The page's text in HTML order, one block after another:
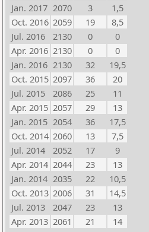
Jan. 2017 2070 3
1,5
Oct. 2016 2059 19
8,5
Jul. 2016
2130 0
0
Apr. 2016 2130 0
0
Jan. 2016 2130 32
19,5
Oct. 2015 2097 36
20
Jul. 2015
2086 25
11
Apr. 2015 2057 29
13
Jan. 2015 2054 36
17,5
Oct. 2014 2060 13
7,5
Jul. 2014
2052 17
9
Apr. 2014 2044 23
13
Jan. 2014 2035 22
10,5
Oct. 2013 2006 31
14,5
Jul. 2013
2047 23
13
Apr. 2013 2061 21
14